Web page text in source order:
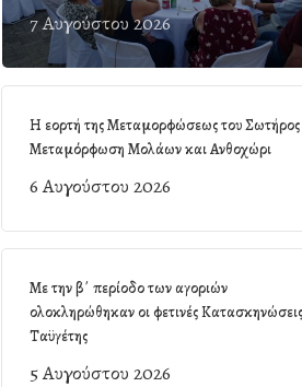
7 Αυγούστου 2026
Η εορτή της Μεταμορφώσεως του
Μεταμόρφωση Μολάων και Ανθοχώρι
6 Αυγούστου 2026
Με την β΄ περίοδο των αγοριών
ολοκληρώθηκαν οι φετινές Κατασκηνώσεις
Ταϋγέτης
5 Αυγούστου 2026